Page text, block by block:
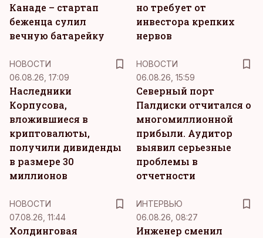
Канаде – стартап
беженца сулил
вечную батарейку
но требует от
инвестора крепких
нервов
НОВОСТИ
06.08.26, 17:09
Наследники
Корпусова,
вложившиеся в
криптовалюты,
получили дивиденды
в размере 30
миллионов
НОВОСТИ
06.08.26, 15:59
Северный порт
Палдиски отчитался о
многомиллионной
прибыли. Аудитор
выявил серьезные
проблемы в
отчетности
НОВОСТИ
07.08.26, 11:44
Холдинговая
ИНТЕРВЬЮ
06.08.26, 08:27
Инженер сменил